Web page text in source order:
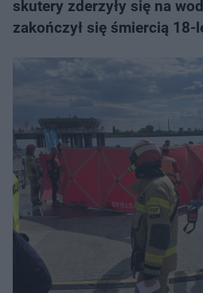
skutery zderzyły się na
zakończył się śmiercią